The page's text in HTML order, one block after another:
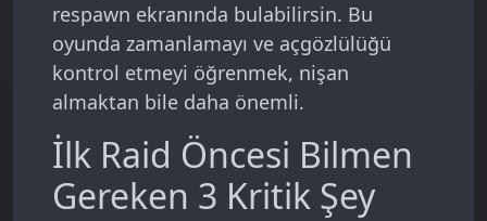
respawn ekranında bulabilirsin. Bu
oyunda zamanlamayı ve açgözlülüğü
kontrol etmeyi öğrenmek, nişan
almaktan bile daha önemli.
İlk Raid Öncesi Bilmen
Gereken 3 Kritik Şey